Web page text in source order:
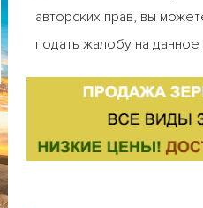
авторских прав, вы
подать жалобу на